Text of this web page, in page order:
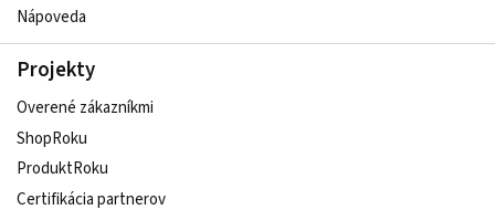
Nápoveda
Projekty
Overené zákazníkmi
ShopRoku
ProduktRoku
Certifikácia partnerov